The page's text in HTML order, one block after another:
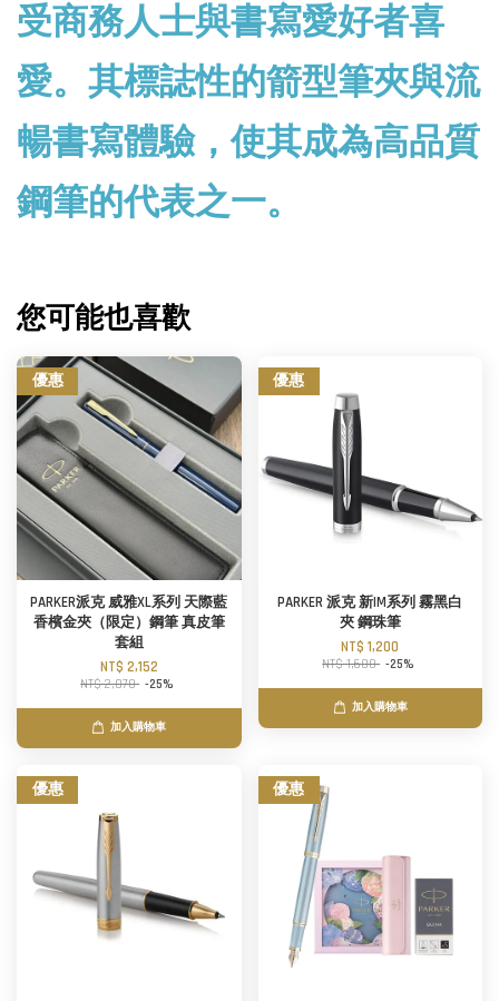
受商務人士與書寫愛好者喜
愛。其標誌性的箭型筆夾與流
暢書寫體驗，使其成為高品質
鋼筆的代表之一。
您可能也喜歡
優惠
PARKER派克 威雅XL系列 天際藍
香檳金夾（限定）鋼筆 真皮筆
套組
NT$ 2,152
NT$ 2,870 -25%
加入購物車
優惠
PARKER 派克 新IM系列 霧黑白
夾 鋼珠筆
NT$ 1,200
NT$ 1,600 -25%
加入購物車
優惠 優惠